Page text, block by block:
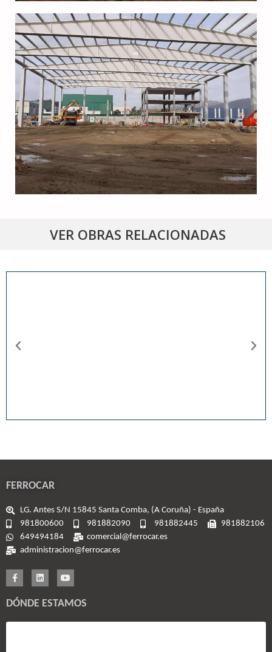
VER OBRAS RELACIONADAS
FERROCAR
LG. Antes S/N 15845 Santa Comba, (A Coruña) - España
981800600
981882090 981882445
981882106
649494184
comercial@ferrocar.es
administracion@ferrocar.es
DÓNDE ESTAMOS